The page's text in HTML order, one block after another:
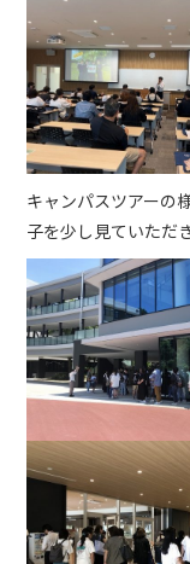
キャンパスツアーの
子を少し見ていただ